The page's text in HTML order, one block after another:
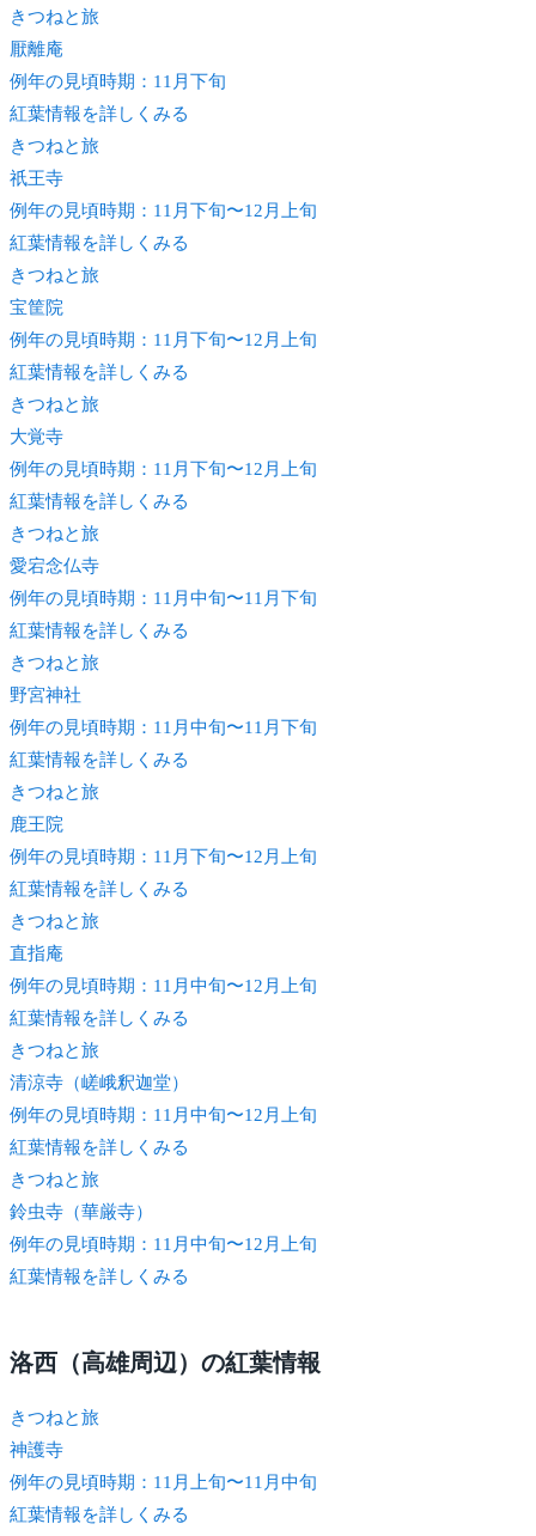
きつねと旅
厭離庵
例年の見頃時期：11月下旬
紅葉情報を詳しくみる
きつねと旅
祇王寺
例年の見頃時期：11月下旬〜12月上旬
紅葉情報を詳しくみる
きつねと旅
宝筐院
例年の見頃時期：11月下旬〜12月上旬
紅葉情報を詳しくみる
きつねと旅
大覚寺
例年の見頃時期：11月下旬〜12月上旬
紅葉情報を詳しくみる
きつねと旅
愛宕念仏寺
例年の見頃時期：11月中旬〜11月下旬
紅葉情報を詳しくみる
きつねと旅
野宮神社
例年の見頃時期：11月中旬〜11月下旬
紅葉情報を詳しくみる
きつねと旅
鹿王院
例年の見頃時期：11月下旬〜12月上旬
紅葉情報を詳しくみる
きつねと旅
直指庵
例年の見頃時期：11月中旬〜12月上旬
紅葉情報を詳しくみる
きつねと旅
清涼寺（嵯峨釈迦堂）
例年の見頃時期：11月中旬〜12月上旬
紅葉情報を詳しくみる
きつねと旅
鈴虫寺（華厳寺）
例年の見頃時期：11月中旬〜12月上旬
紅葉情報を詳しくみる
洛西（高雄周辺）の紅葉情報
きつねと旅
神護寺
例年の見頃時期：11月上旬〜11月中旬
紅葉情報を詳しくみる